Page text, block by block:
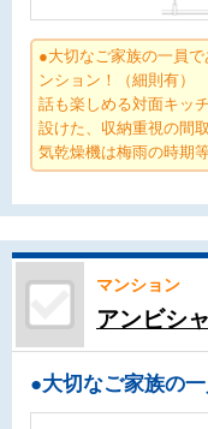
●大切なご家族の一員
ンション！（細則有
話も楽しめる対面キッ
設けた、収納重視の
気乾燥機は梅雨の時期
マンション
アンビシ